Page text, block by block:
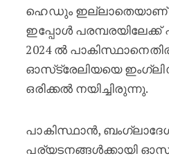
ഹെഡും ഇല്ലാതെയാണ്
ഇപ്പോൾ പരമ്പരയിലേക്ക്
2024 ൽ
ഓസ്‌ട്രേലിയയെ
ഒരിക്കൽ നയിച്ചിരുന്നു.
പാകിസ്ഥാൻ,
പര്യടനങ്ങൾക്കായി